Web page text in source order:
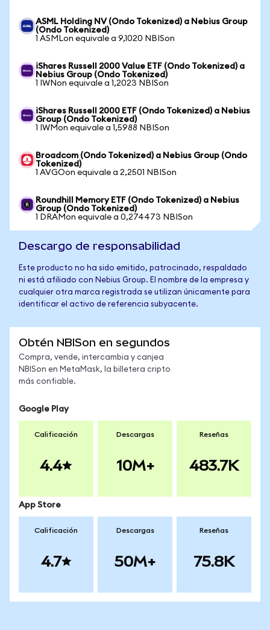
ASML Holding NV (Ondo Tokenized) a Nebius Group
(Ondo Tokenized)
1 ASMLon equivale a 9,1020 NBISon
iShares Russell 2000 Value ETF (Ondo Tokenized) a
Nebius Group (Ondo Tokenized)
1 IWNon equivale a 1,2023 NBISon
iShares Russell 2000 ETF (Ondo Tokenized) a Nebius
Group (Ondo Tokenized)
1 IWMon equivale a 1,5988 NBISon
Broadcom (Ondo Tokenized) a Nebius Group (Ondo
Tokenized)
1 AVGOon equivale a 2,2501 NBISon
Roundhill Memory ETF (Ondo Tokenized) a Nebius
Group (Ondo Tokenized)
1 DRAMon equivale a 0,274473 NBISon
Descargo de responsabilidad
Este producto no ha sido emitido, patrocinado, respaldado
ni está afiliado con Nebius Group. El nombre de la empresa y
cualquier otra marca registrada se utilizan únicamente para
identificar el activo de referencia subyacente.
Obtén NBISon en segundos
Compra, vende, intercambia y canjea
NBISon en MetaMask, la billetera cripto
más confiable.
Google Play
Calificación
4.4
Descargas
10M+
Reseñas
483.7K
App Store
Calificación
4.7
Descargas
50M+
Reseñas
75.8K